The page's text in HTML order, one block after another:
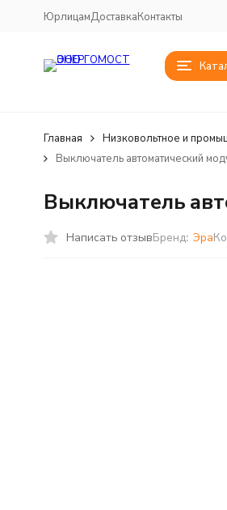
ЮрлицамДоставкаКонтакты
Главная Низковольтное и
Выключатель автоматический
Выключатель
Написать отзывБренд: Эра